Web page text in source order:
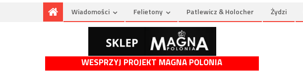
Wiadomości Felietony Patlewicz & Holocher Żydzi
WESPRZYJ PROJEKT MAGNA POLONIA